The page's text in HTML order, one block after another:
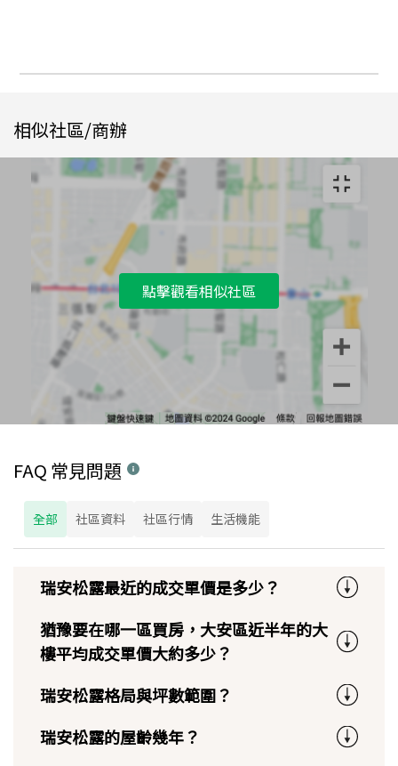
相似社區/商辦
點擊觀看相似社區
FAQ 常見問題
全部 社區資料 社區行情 生活機能
瑞安松露最近的成交單價是多少？
猶豫要在哪一區買房，大安區近半年的大
樓平均成交單價大約多少？
瑞安松露格局與坪數範圍？
瑞安松露的屋齡幾年？